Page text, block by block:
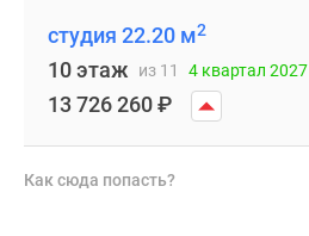
студия 22.20 м2
10 этаж из 11 4 квартал 2027
13 726 260₽
Как сюда попасть?